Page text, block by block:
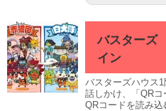
バスターズ
イン
バスターズハウス
話しかけ、「QRコ
QRコードを読み